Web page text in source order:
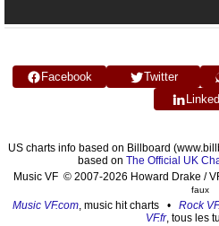
Facebook Twitter
US charts info based on Billboard
based on The Official UK
Music VF © 2007-2026 Howard Drake /
faux
Music VF.com, music hit charts • Rock
VF.fr, tous les